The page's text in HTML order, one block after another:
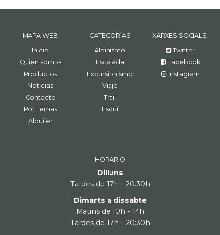
MAPA WEB
Inicio
Quien somos
Productos
Noticias
Contacto
Por Temas
Alquiler
CATEGORÍAS
Alpinismo
Escalada
Excursionismo
Viaje
Trail
Esquí
XARXES SOCIALS
Twitter
Facebook
Instagram
HORARIO
Dilluns
Tardes de 17h - 20:30h
Dimarts a dissabte
Matins de 10h - 14h
Tardes de 17h - 20:30h